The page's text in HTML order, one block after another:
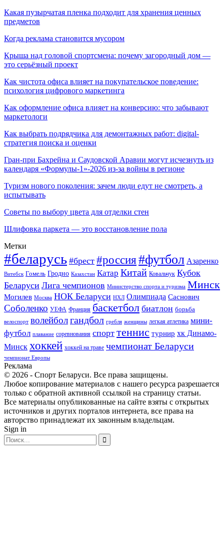
Какая пузырчатая пленка подходит для хранения ценных
предметов
Когда реклама становится мусором
Крыша над головой спортсмена: почему загородный дом —
это серьёзный проект
Как чистота офиса влияет на покупательское поведение:
психология цифрового маркетинга
Как оформление офиса влияет на конверсию: что забывают
маркетологи
Как выбрать подрядчика для демонтажных работ: digital-
стратегия поиска и оценки
Гран-при Бахрейна и Саудовской Аравии могут исчезнуть из
календаря «Формулы-1»-2026 из-за войны в регионе
Туризм нового поколения: зачем люди едут не смотреть, а
испытывать
Советы по выбору цвета для отделки стен
Шлифовка паркета — это восстановление пола
Метки
#беларусь #брест #россия#футбол Азаренко
Витебск Гомель Гродно Казахстан Катар Китай Ковальчук Кубок
Беларуси Лига чемпионов Министерство спорта и туризма Минск
Могилев Москва НОК Беларуси НХЛ Олимпиада Саснович
Соболенко УЕФА Франция баскетбол биатлон борьба
велоспорт волейболгандбол гребля женщины легкая атлетика мини-
футбол плавание соревнования спорт теннис турнир хк Динамо-
Минск хоккей хоккей на траве чемпионат Беларуси
чемпионат Европы
Реклама
© 2026 - Спорт Беларуси. Все права защищены.
Любое копирование материалов с нашего ресурса разрешается
только с обратной активной ссылкой на страницу статьи.
Все материалы опубликованные на сайте взяты с открытых
источников и других порталов интернета, все права на
авторство принадлежат их законным владельцам.
Sign in